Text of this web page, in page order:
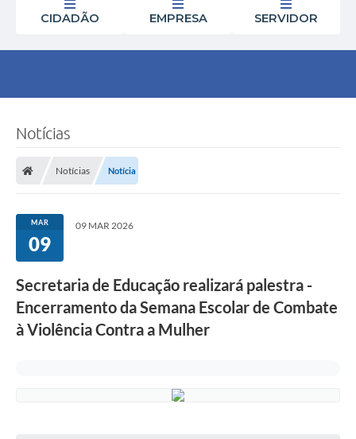
CIDADÃO EMPRESA SERVIDOR
Notícias
Notícias Notícia
MAR
09
09 MAR 2026
Secretaria de Educação realizará palestra -
Encerramento da Semana Escolar de Combate
à Violência Contra a Mulher